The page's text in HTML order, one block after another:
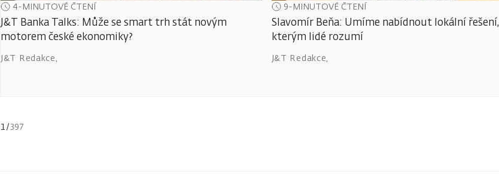
4-MINUTOVÉ ČTENÍ
J&T Banka Talks: Může se smart trh stát novým
motorem české ekonomiky?
J&T Redakce,
9-MINUTOVÉ ČTENÍ
Slavomír Beňa: Umíme nabídnout lokální řešení,
kterým lidé rozumí
J&T Redakce,
1/397